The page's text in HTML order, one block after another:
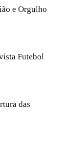
e Orgulho
Futebol
das